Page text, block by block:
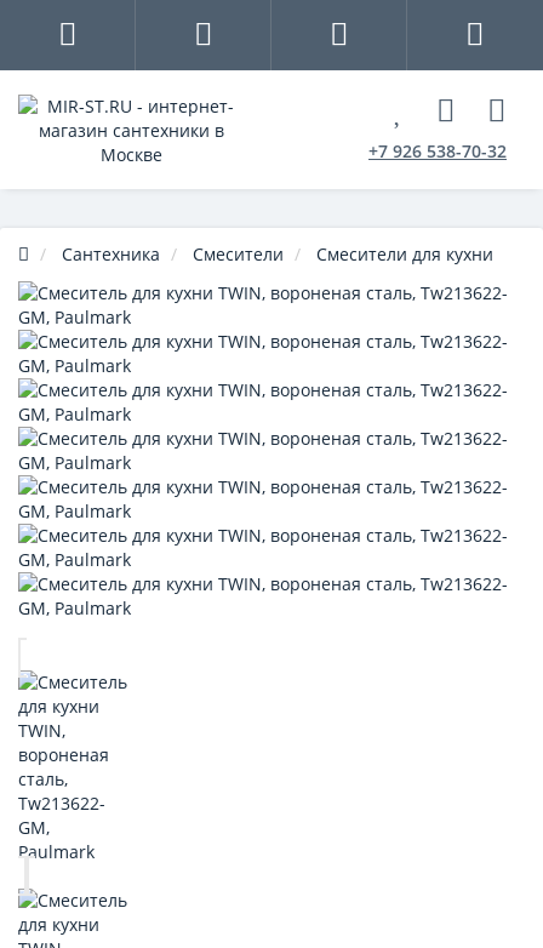
+7 926 538-70-32
Сантехника Смесители Смесители для кухни